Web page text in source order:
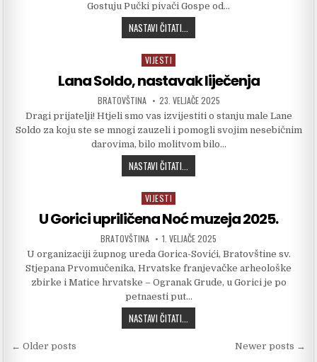
Gostuju Pučki pivači Gospe od…
NASTAVI ČITATI...
Posted in
VIJESTI
Lana Soldo, nastavak liječenja
AUTHOR:
BRATOVŠTINA PUBLISHED DATE:
23. VELJAČE 2025
Dragi prijatelji! Htjeli smo vas izvijestiti o stanju male Lane
Soldo za koju ste se mnogi zauzeli i pomogli svojim nesebičnim
darovima, bilo molitvom bilo…
NASTAVI ČITATI...
Posted in
VIJESTI
U Gorici upriličena Noć muzeja 2025.
AUTHOR:
BRATOVŠTINA PUBLISHED DATE:
1. VELJAČE 2025
U organizaciji župnog ureda Gorica-Sovići, Bratovštine sv.
Stjepana Prvomučenika, Hrvatske franjevačke arheološke
zbirke i Matice hrvatske – Ogranak Grude, u Gorici je po
petnaesti put…
NASTAVI ČITATI...
Navigacija objava
← Older posts Newer posts →